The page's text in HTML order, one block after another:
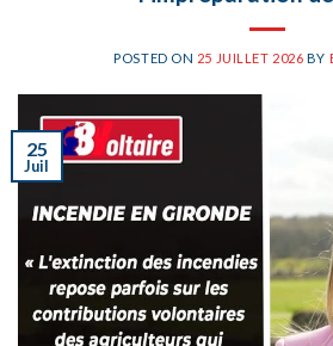
POSTED ON 25 JUILLET 2026 BY
25
Juil